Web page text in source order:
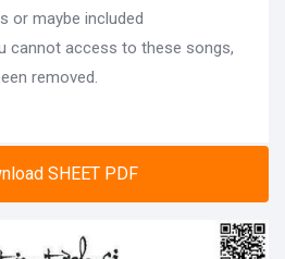
or maybe included
cannot access to these songs,
removed.
SHEET PDF